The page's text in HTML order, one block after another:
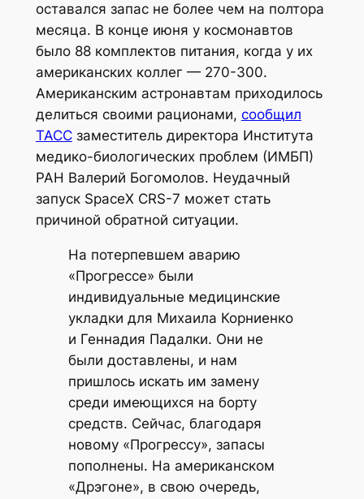
оставался запас не более чем на полтора
месяца. В конце июня у космонавтов
было 88 комплектов питания, когда у их
американских коллег — 270-300.
Американским астронавтам приходилось
делиться своими рационами, сообщил
ТАССзаместитель директора Института
медико-биологических проблем (ИМБП)
РАН Валерий Богомолов. Неудачный
запуск SpaceX CRS-7 может стать
причиной обратной ситуации.
На потерпевшем аварию
«Прогрессе» были
индивидуальные медицинские
укладки для Михаила Корниенко
и Геннадия Падалки. Они не
были доставлены, и нам
пришлось искать им замену
среди имеющихся на борту
средств. Сейчас, благодаря
новому «Прогрессу», запасы
пополнены. На американском
«Дрэгоне», в свою очередь,